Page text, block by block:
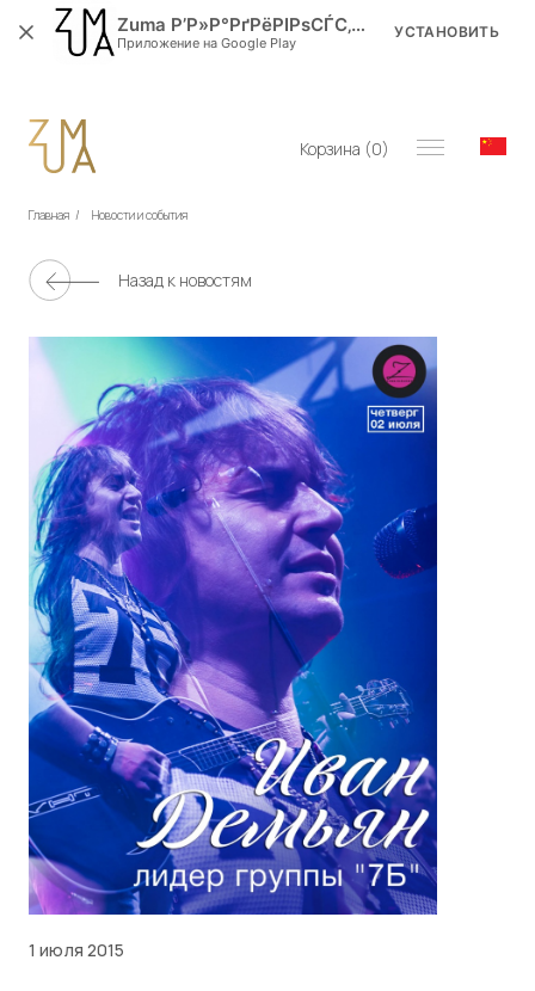
Корзина (0)
Главная / Новости и события
Назад к новостям
1 июля 2015
Zuma Р’Р»Р°РґРёРІРѕСЃС‚РѕРє
Приложение на Google Play
УСТАНОВИТЬ